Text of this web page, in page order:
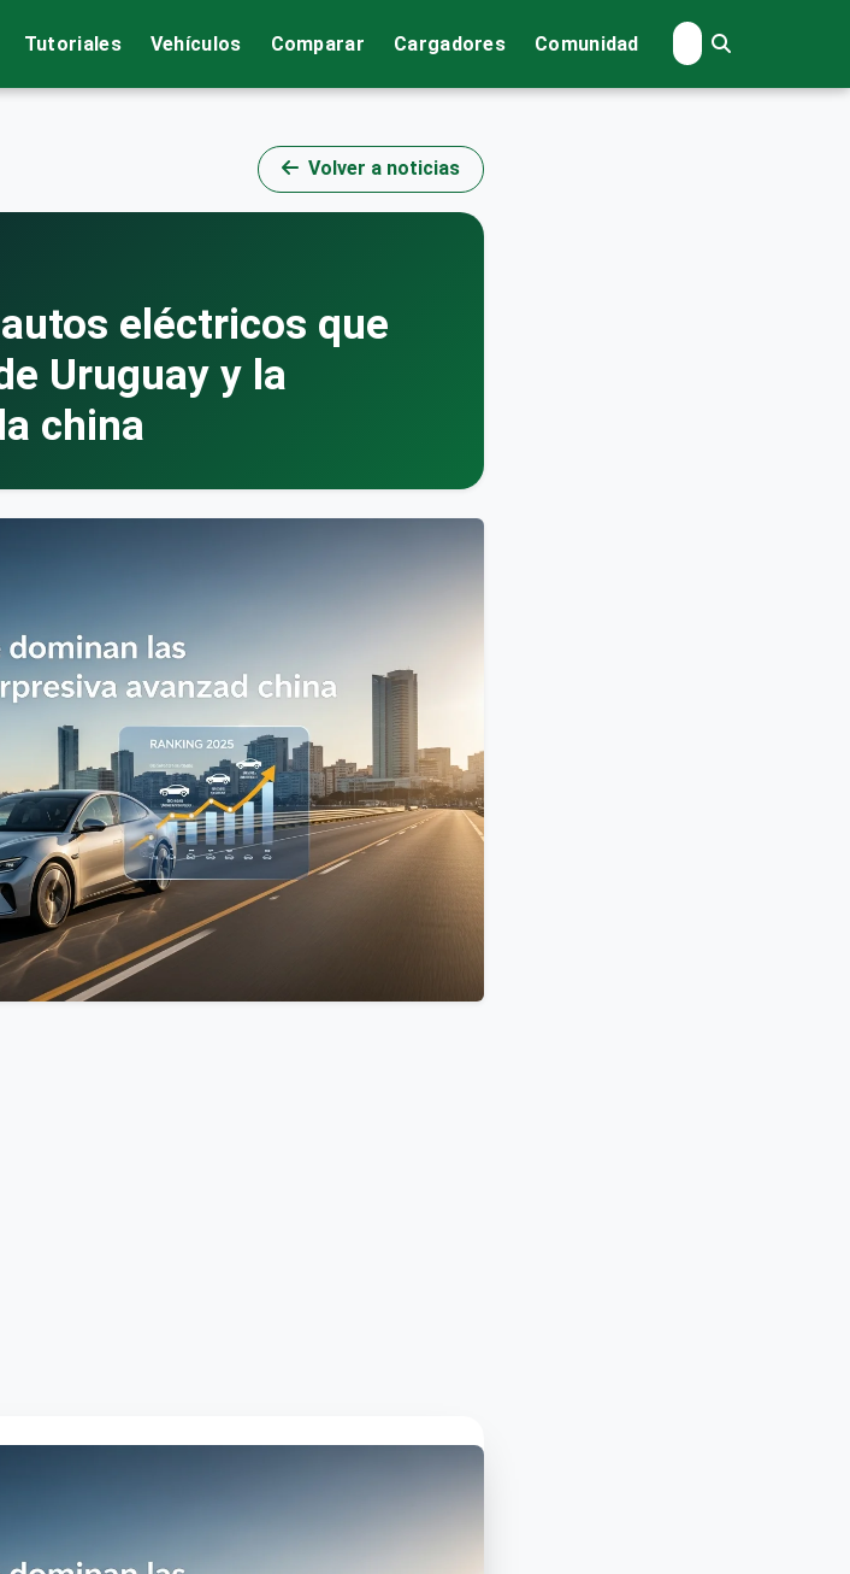
Tutoriales Vehículos Comparar Cargadores Comunidad
Volver a noticias
eléctricos que
Uruguay y la
china